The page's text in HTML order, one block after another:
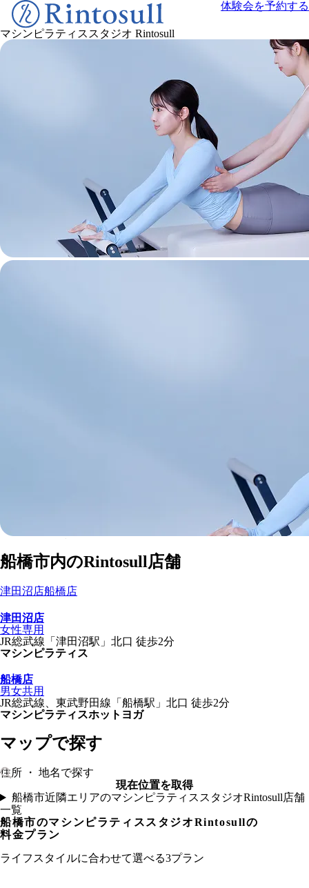
マシンピラティススタジオ Rintosull
体験会を予約する
マシンピラティススタジオ
Rintosull店舗一覧
船橋市内のRintosull店舗
津田沼店船橋店
津田沼店
女性専用
JR総武線 「 津田沼駅 」 北口 徒歩2分
マシンピラティス
船橋店
男女共用
JR総武線、東武野田線 「 船橋駅 」 北口 徒歩2分
マシンピラティスホットヨガ
マップで探す
現在位置を取得
船橋市近隣エリアのマシンピラティススタジオRintosull店舗
一覧
船橋市のマシンピラティススタジオRintosullの
料金プラン
ライフスタイルに合わせて選べる3プラン